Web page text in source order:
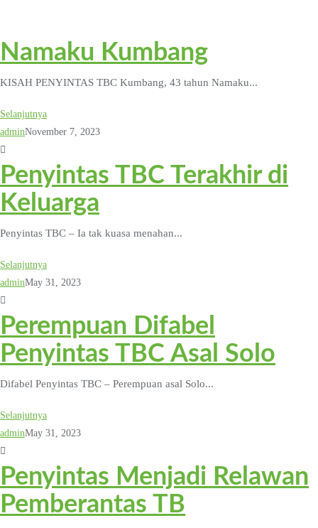
content
Namaku Kumbang
KISAH PENYINTAS TBC Kumbang, 43 tahun Namaku...
Selanjutnya
adminNovember 7, 2023
Penyintas TBC Terakhir di
Keluarga
Penyintas TBC – Ia tak kuasa menahan...
Selanjutnya
adminMay 31, 2023
Perempuan Difabel
Penyintas TBC Asal Solo
Difabel Penyintas TBC – Perempuan asal Solo...
Selanjutnya
adminMay 31, 2023
Penyintas Menjadi Relawan
Pemberantas TB